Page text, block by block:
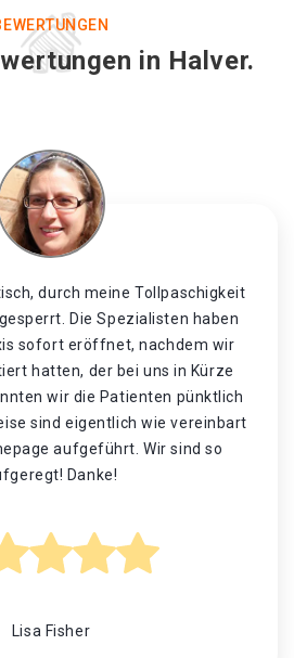
in Halver.
durch meine Tollpaschigkeit
Die Spezialisten haben
sofort eröffnet, nachdem wir
hatten, der bei uns in Kürze
wir die Patienten pünktlich
sind eigentlich wie vereinbart
aufgeführt. Wir sind so
Danke!
Lisa Fisher